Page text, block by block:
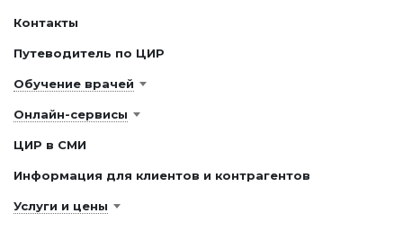
Контакты
Путеводитель по ЦИР
Обучение врачей
Онлайн-сервисы
ЦИР в СМИ
Информация для клиентов и контрагентов
Услуги и цены